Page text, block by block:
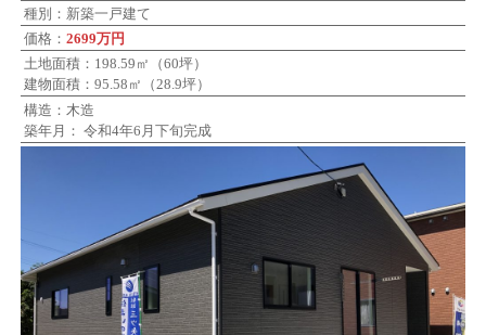
種別：新築一戸建て
価格：2699万円
土地面積：198.59㎡（60坪）
建物面積：95.58㎡（28.9坪）
構造：木造
築年月： 令和4年6月下旬完成